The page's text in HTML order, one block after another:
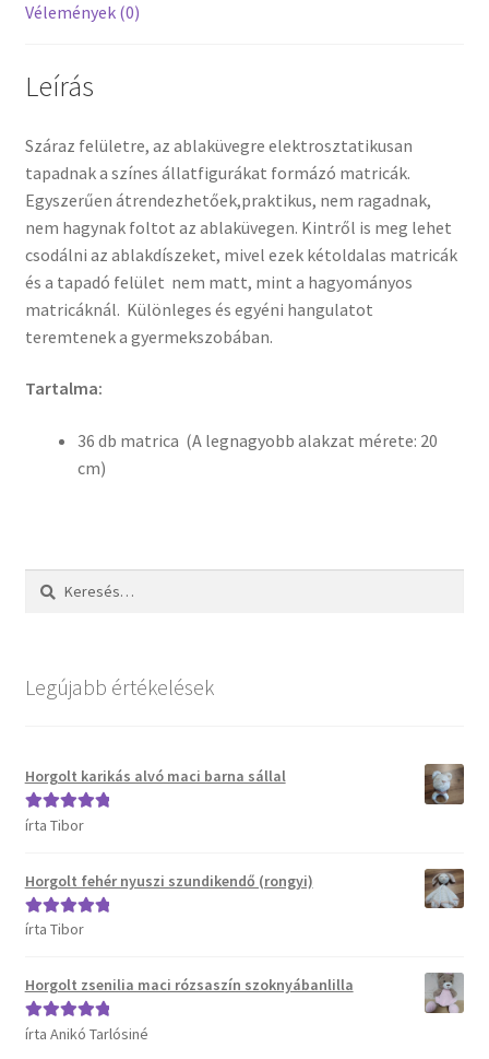
Vélemények (0)
Leírás
Száraz felületre, az ablaküvegre elektrosztatikusan
tapadnak a színes állatfigurákat formázó matricák.
Egyszerűen átrendezhetőek,praktikus, nem ragadnak,
nem hagynak foltot az ablaküvegen. Kintről is meg lehet
csodálni az ablakdíszeket, mivel ezek kétoldalas matricák
és a tapadó felület nem matt, mint a hagyományos
matricáknál. Különleges és egyéni hangulatot
teremtenek a gyermekszobában.
Tartalma:
36 db matrica (A legnagyobb alakzat mérete: 20
cm)
Keresés:
Legújabb értékelések
Horgolt karikás alvó maci barna sállal
Értékelés:
írta Tibor
Horgolt fehér nyuszi szundikendő (rongyi)
Értékelés:
írta Tibor
Horgolt zsenilia maci rózsaszín szoknyábanlilla
Értékelés:5/
írta Anikó Tarlósiné